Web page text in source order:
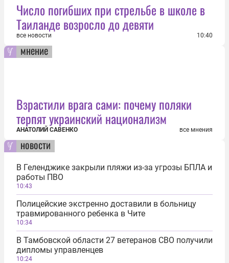
Число погибших при стрельбе в школе в
Таиланде возросло до девяти
все новости 10:40
мнение
Взрастили врага сами: почему поляки
терпят украинский национализм
АНАТОЛИЙ САВЕНКО все мнения
новости
В Геленджике закрыли пляжи из-за угрозы БПЛА и
работы ПВО
10:43
Полицейские экстренно доставили в больницу
травмированного ребенка в Чите
10:34
В Тамбовской области 27 ветеранов СВО получили
дипломы управленцев
10:24